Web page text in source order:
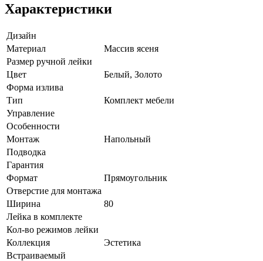
Характеристики
Дизайн
Материал
Массив ясеня
Размер ручной лейки
Цвет
Белый, Золото
Форма излива
Тип
Комплект мебели
Управление
Особенности
Монтаж
Напольный
Подводка
Гарантия
Формат
Прямоугольник
Отверстие для монтажа
Ширина
80
Лейка в комплекте
Кол-во режимов лейки
Коллекция
Эстетика
Встраиваемый